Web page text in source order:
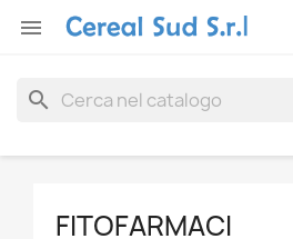

search
FITOFARMACI